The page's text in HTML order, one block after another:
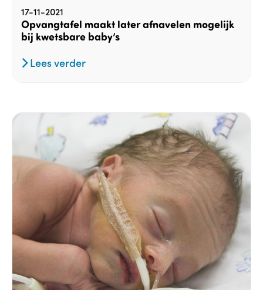
17-11-2021
Opvangtafel maakt later afnavelen mogelijk
bij kwetsbare baby’s
Lees verder